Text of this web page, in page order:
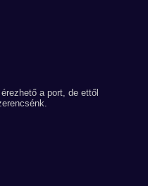
a port, de ettől